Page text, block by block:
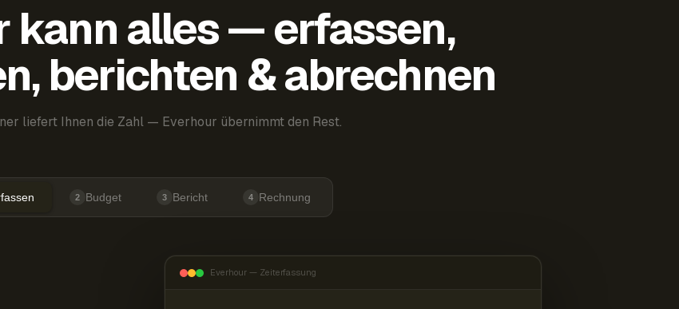
kann alles — erfassen,
berichten & abrechnen
liefert Ihnen die Zahl — Everhour übernimmt den Rest.
2 Budget 3 Bericht 4 Rechnung
Everhour — Zeiterfassung